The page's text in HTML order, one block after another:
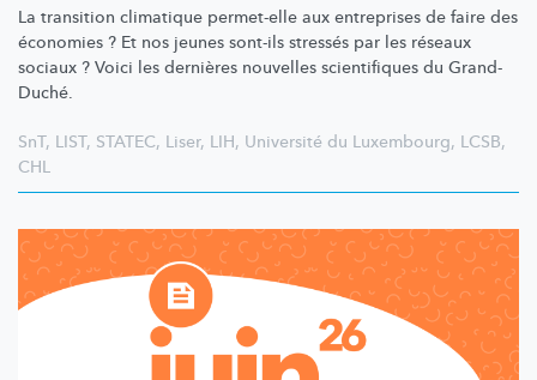
La transition climatique permet-elle aux entreprises de faire des
économies ? Et nos jeunes sont-ils stressés par les réseaux
sociaux ? Voici les dernières nouvelles scientifiques du Grand-
Duché.
SnT, LIST, STATEC, Liser, LIH, Université du Luxembourg, LCSB,
CHL